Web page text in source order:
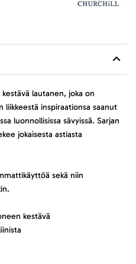
lautanen, joka on
inspiraationsa saanut
luonnollisissa sävyissä. Sarjan
jokaisesta astiasta
sekä niin
kestävä